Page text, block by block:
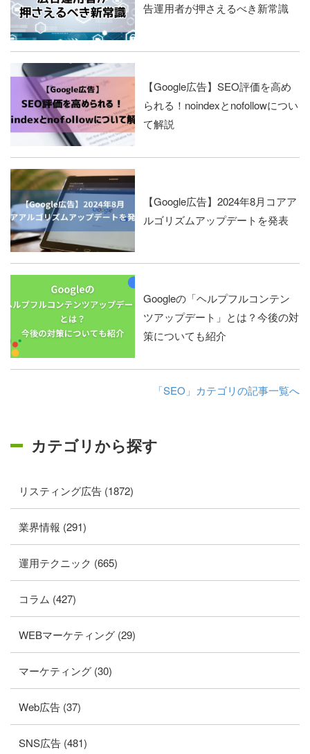
告運用者が押さえるべき新常識
【Google広告】SEO評価を高め
られる！noindexとnofollowについ
て解説
【Google広告】2024年8月コアア
ルゴリズムアップデートを発表
Googleの「ヘルプフルコンテン
ツアップデート」とは？今後の対
策についても紹介
「SEO」カテゴリの記事一覧へ
カテゴリから探す
リスティング広告 (1872)
業界情報 (291)
運用テクニック (665)
コラム (427)
WEBマーケティング (29)
マーケティング (30)
Web広告 (37)
SNS広告 (481)